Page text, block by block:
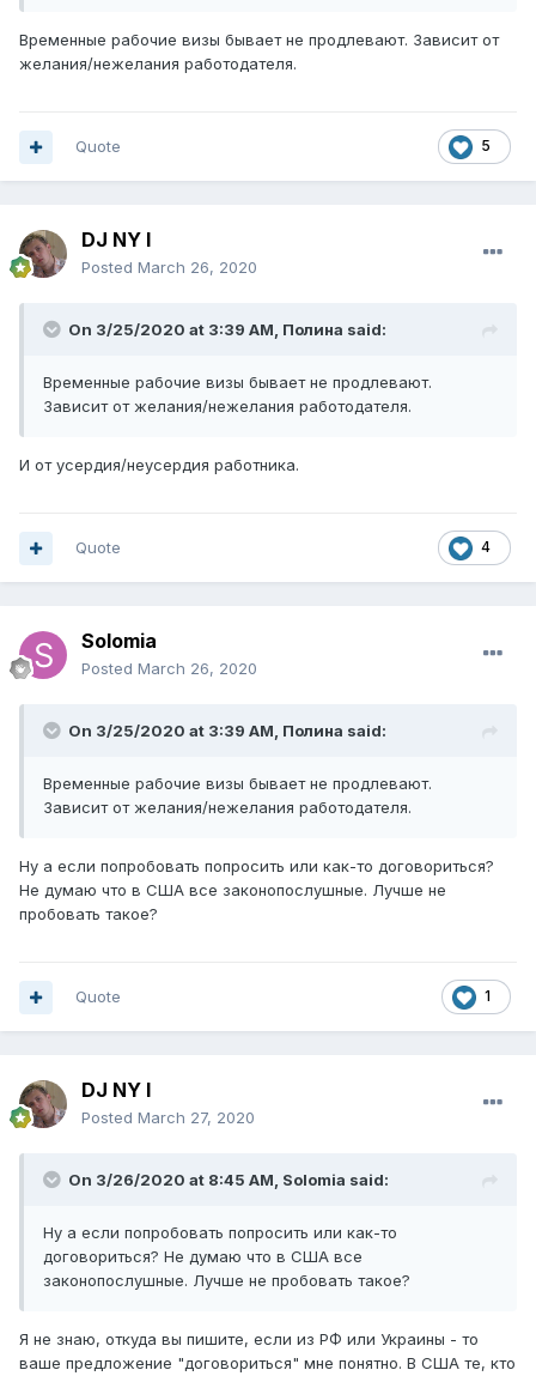
Временные рабочие визы бывает не продлевают. Зависит от
желания/нежелания работодателя.
5
Quote
DJ NY I
Posted March 26, 2020
On 3/25/2020 at 3:39 AM, Полина said:
Временные рабочие визы бывает не продлевают.
Зависит от желания/нежелания работодателя.
И от усердия/неусердия работника.
4
Quote
Solomia
Posted March 26, 2020
On 3/25/2020 at 3:39 AM, Полина said:
Временные рабочие визы бывает не продлевают.
Зависит от желания/нежелания работодателя.
Ну а если попробовать попросить или как-то договориться?
Не думаю что в США все законопослушные. Лучше не
пробовать такое?
1
Quote
DJ NY I
Posted March 27, 2020
On 3/26/2020 at 8:45 AM, Solomia said:
Ну а если попробовать попросить или как-то
договориться? Не думаю что в США все
законопослушные. Лучше не пробовать такое?
Я не знаю, откуда вы пишите, если из РФ или Украины - то
ваше предложение "договориться" мне понятно. В США те, кто